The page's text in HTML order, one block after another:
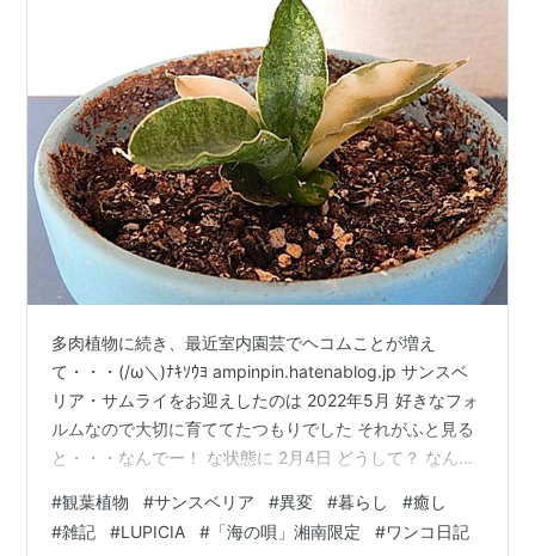
多肉植物に続き、最近室内園芸でヘコムことが増え
て・・・(/ω＼)ﾅｷｿｳﾖ ampinpin.hatenablog.jp サンスベ
リア・サムライをお迎えしたのは 2022年5月 好きなフォ
ルムなので大切に育ててたつもりでした それがふと見る
と・・・なんでー！ な状態に 2月4日 どうして？ なん
悲し過ぎて・・・もう、復活は無理なのかなぁ⤵ この現象
は何なんだろう？ そしてもう1種はサンスベリア・ボンセ
#観葉植物 #サンスベリア #異変 #暮らし #癒し
#雑記 #LUPICIA # 「海の唄」湘南限定 #ワンコ日記